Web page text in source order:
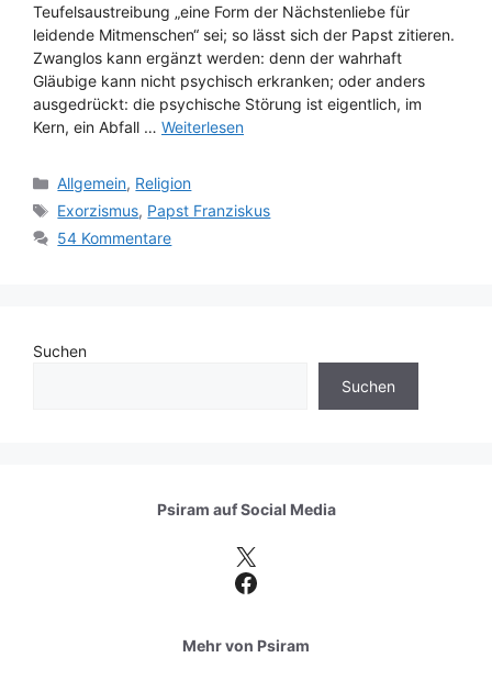
Teufelsaustreibung „eine Form der Nächstenliebe für
leidende Mitmenschen“ sei; so lässt sich der Papst zitieren.
Zwanglos kann ergänzt werden: denn der wahrhaft
Gläubige kann nicht psychisch erkranken; oder anders
ausgedrückt: die psychische Störung ist eigentlich, im
Kern, ein Abfall … Weiterlesen
Kategorien
Allgemein, Religion
Schlagwörter
Exorzismus, Papst Franziskus
54 Kommentare
Suchen
Suchen
Psiram aufSocial Media
X
Facebook
Mehr von Psiram